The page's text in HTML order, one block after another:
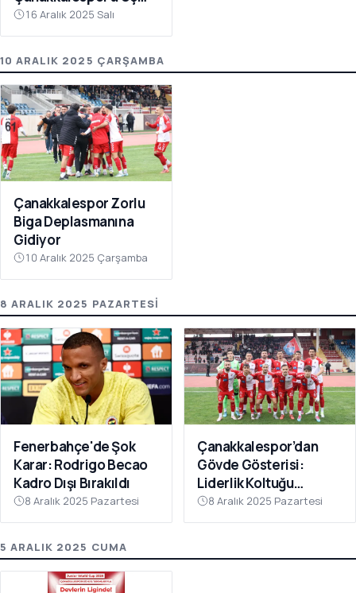
Puanı Getirdi
16 Aralık 2025 Salı
10 ARALIK 2025 ÇARŞAMBA
Çanakkalespor Zorlu
Biga Deplasmanına
Gidiyor
10 Aralık 2025 Çarşamba
8 ARALIK 2025 PAZARTESI
Fenerbahçe'de Şok
Karar: Rodrigo Becao
Kadro Dışı Bırakıldı
8 Aralık 2025 Pazartesi
Çanakkalespor’dan
Gövde Gösterisi:
Liderlik Koltuğu
Bırakılmıyor!
8 Aralık 2025 Pazartesi
5 ARALIK 2025 CUMA